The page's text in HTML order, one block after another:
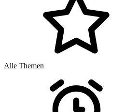
Alle Themen